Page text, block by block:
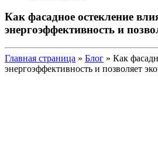
Как фасадное остекление
энергоэффективность и
Главная страница » Блог » Как
энергоэффективность и позволяет